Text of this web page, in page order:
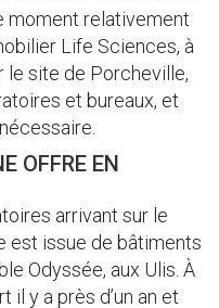
moment relativement
Life Sciences, à
le site de Porcheville,
et bureaux, et
OFFRE EN
arrivant sur le
est issue de bâtiments
Odyssée, aux Ulis. À
il y a près d’un an et